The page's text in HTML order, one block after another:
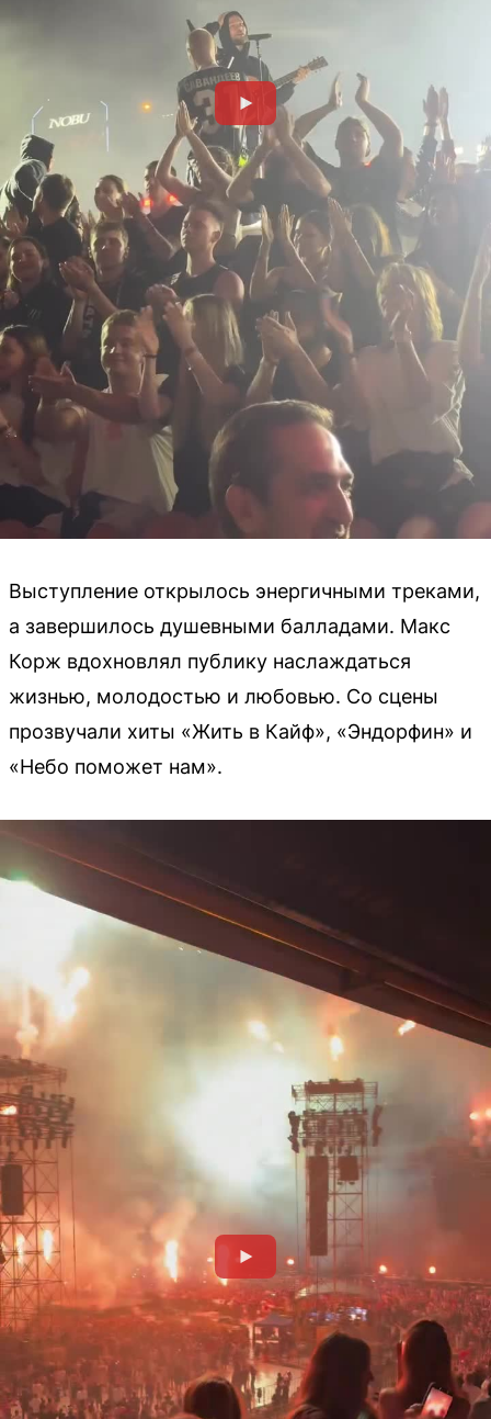
Выступление открылось энергичными треками,
а завершилось душевными балладами. Макс
Корж вдохновлял публику наслаждаться
жизнью, молодостью и любовью. Со сцены
прозвучали хиты «Жить в Кайф», «Эндорфин» и
«Небо поможет нам».